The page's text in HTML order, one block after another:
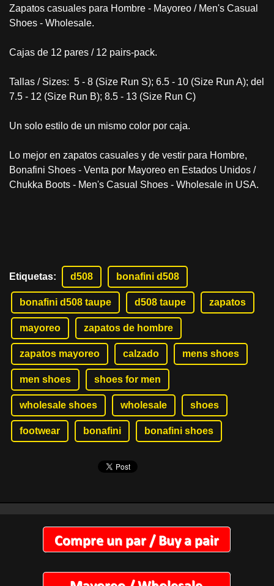
Zapatos casuales para Hombre - Mayoreo / Men's Casual
Shoes - Wholesale.
Cajas de 12 pares / 12 pairs-pack.
Tallas / Sizes: 5 - 8 (Size Run S); 6.5 - 10 (Size Run A); del
7.5 - 12 (Size Run B); 8.5 - 13 (Size Run C)
Un solo estilo de un mismo color por caja.
Lo mejor en zapatos casuales y de vestir para Hombre,
Bonafini Shoes - Venta por Mayoreo en Estados Unidos /
Chukka Boots - Men's Casual Shoes - Wholesale in USA.
Etiquetas: d508 bonafini d508
bonafini d508 taupe d508 taupe zapatos
mayoreo zapatos de hombre
zapatos mayoreo calzado mens shoes
men shoes shoes for men
wholesale shoes wholesale shoes
footwear bonafini bonafini shoes